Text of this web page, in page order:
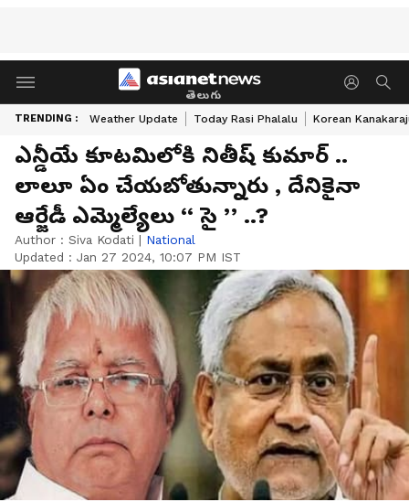
తెలుగు
TRENDING : Weather Update Today Rasi Phalalu Korean
ఎన్డీయే కూటమిలోకి నితీష్ కుమార్ ..
లాలూ ఏం చేయబోతున్నారు , దేనికైనా
ఆర్జేడీ ఎమ్మెల్యేలు ‘‘ సై ’’ ..?
Author : Siva Kodati | National
Updated : Jan 27 2024, 10:07 PM IST